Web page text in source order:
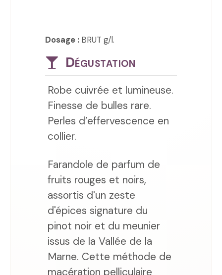
Dosage : BRUT g/l.
Dégustation
Robe cuivrée et lumineuse.
Finesse de bulles rare.
Perles d’effervescence en
collier.
Farandole de parfum de
fruits rouges et noirs,
assortis d'un zeste
d'épices signature du
pinot noir et du meunier
issus de la Vallée de la
Marne. Cette méthode de
macération pelliculaire